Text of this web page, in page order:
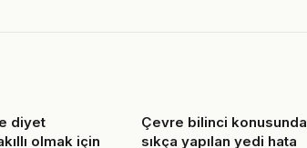
diyet
olmak için
Çevre bilinci konusunda
sıkça yapılan yedi hata